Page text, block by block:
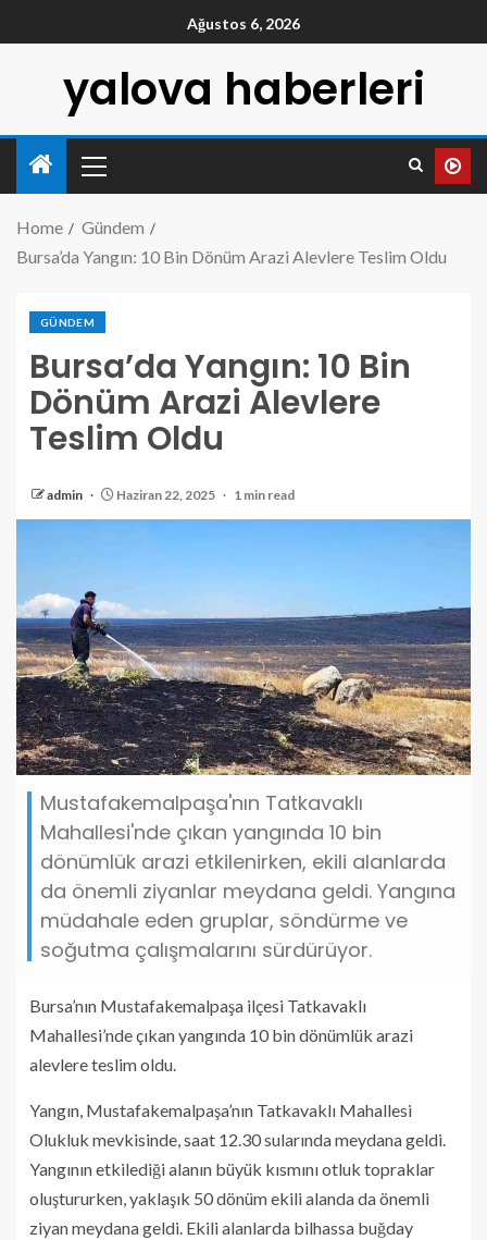
Ağustos 6, 2026
yalova haberleri
Home
Gündem
Bursa’da Yangın: 10 Bin Dönüm Arazi Alevlere Teslim Oldu
GÜNDEM
Bursa’da Yangın: 10 Bin
Dönüm Arazi Alevlere
Teslim Oldu
admin Haziran 22, 2025 1 min read
Mustafakemalpaşa'nın Tatkavaklı
Mahallesi'nde çıkan yangında 10 bin
dönümlük arazi etkilenirken, ekili alanlarda
da önemli ziyanlar meydana geldi. Yangına
müdahale eden gruplar, söndürme ve
soğutma çalışmalarını sürdürüyor.
Bursa’nın Mustafakemalpaşa ilçesi Tatkavaklı
Mahallesi’nde çıkan yangında 10 bin dönümlük arazi
alevlere teslim oldu.
Yangın, Mustafakemalpaşa’nın Tatkavaklı Mahallesi
Olukluk mevkisinde, saat 12.30 sularında meydana geldi.
Yangının etkilediği alanın büyük kısmını otluk topraklar
oluştururken, yaklaşık 50 dönüm ekili alanda da önemli
ziyan meydana geldi. Ekili alanlarda bilhassa buğday